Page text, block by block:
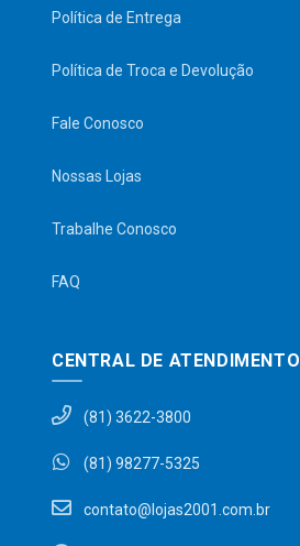
Política de Entrega
Política de Troca e Devolução
Fale Conosco
Nossas Lojas
Trabalhe Conosco
FAQ
CENTRAL DE ATENDIMENTO
(81) 3622-3800
(81) 98277-5325
contato@lojas2001.com.br